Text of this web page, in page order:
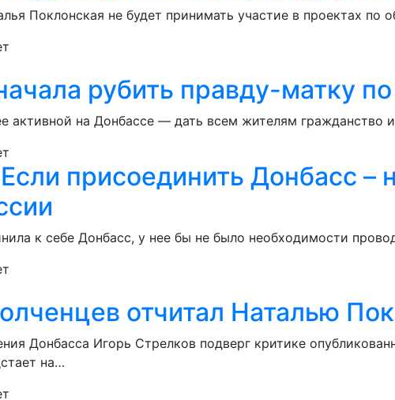
Поклонская не будет принимать участие в проектах
рубить правду-матку
активной на Донбассе — дать всем жителям
присоединить Донбасс –
к себе Донбасс, у нее бы не было необходимости
отчитал Наталью
Донбасса Игорь Стрелков подверг критике
на…